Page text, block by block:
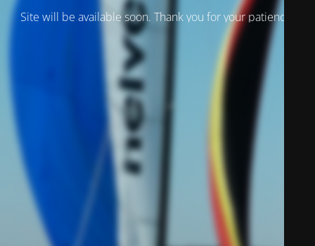
Site will be available soon. Thank you for your patience!